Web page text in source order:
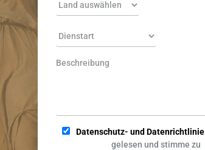
Datenschutz- und Datenrichtlinie
gelesen und stimme zu